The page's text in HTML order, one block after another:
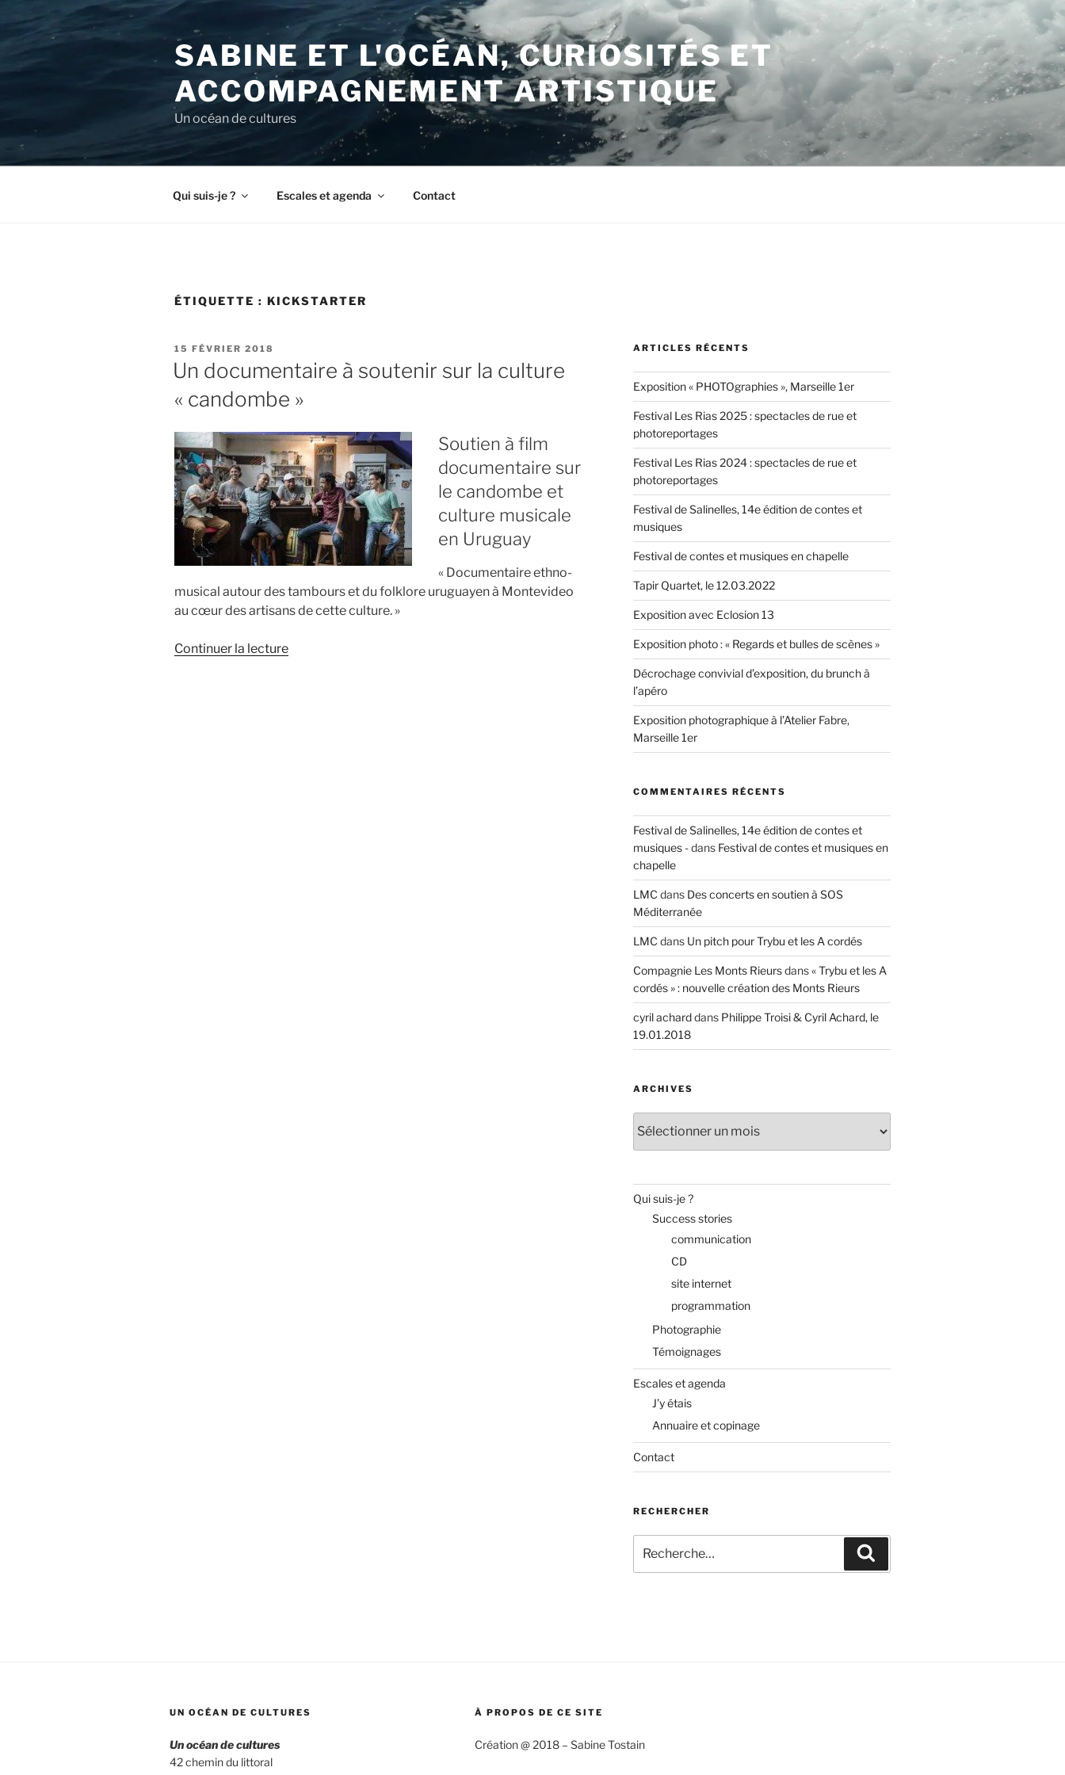
contenu
principal
SABINE ET L'OCÉAN, CURIOSITÉS ET
ACCOMPAGNEMENT ARTISTIQUE
Un océan de cultures
Qui suis-je ? Escales et agenda Contact
ÉTIQUETTE : KICKSTARTER
PUBLIÉ
LE
15 FÉVRIER 2018
Un documentaire à soutenir sur la culture
« candombe »
Soutien à film
documentaire sur
le candombe et
culture musicale
en Uruguay
« Documentaire ethno-
musical autour des tambours et du folklore uruguayen à Montevideo
au cœur des artisans de cette culture. »
Continuer la lecturede
ARTICLES RÉCENTS
Exposition « PHOTOgraphies », Marseille 1er
Festival Les Rias 2025 : spectacles de rue et
photoreportages
Festival Les Rias 2024 : spectacles de rue et
photoreportages
Festival de Salinelles, 14e édition de contes et
musiques
Festival de contes et musiques en chapelle
Tapir Quartet, le 12.03.2022
Exposition avec Eclosion 13
Exposition photo : « Regards et bulles de scènes »
Décrochage convivial d’exposition, du brunch à
l’apéro
Exposition photographique à l’Atelier Fabre,
Marseille 1er
COMMENTAIRES RÉCENTS
Festival de Salinelles, 14e édition de contes et
musiques -dans Festival de contes et musiques en
chapelle
LMC dans Des concerts en soutien à SOS
Méditerranée
LMC dans Un pitch pour Trybu et les A cordés
Compagnie Les Monts Rieursdans« Trybu et les A
cordés » : nouvelle création des Monts Rieurs
cyril acharddans Philippe Troisi & Cyril Achard, le
19.01.2018
ARCHIVES
Qui suis-je ?
Success stories
communication
CD
site internet
programmation
Photographie
Témoignages
Escales et agenda
J’y étais
Annuaire et copinage
Contact
RECHERCHER
pour
:
UN OCÉAN DE CULTURES
Un océan de cultures
42 chemin du littoral
À PROPOS DE CE SITE
Création @ 2018 – Sabine Tostain